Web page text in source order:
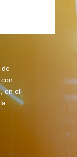
de
en el